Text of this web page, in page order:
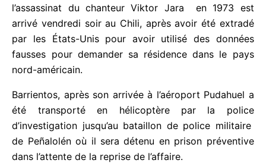
5
l’assassinat du chanteur Viktor Jara en 1973 est
arrivé vendredi soir au Chili, après avoir été
extradé par les États-Unis pour avoir utilisé des
données fausses pour demander sa résidence dans
le pays nord-américain.
Barrientos, après son arrivée à l’aéroport Pudahuel
a été transporté en hélicoptère par la police
d’investigation jusqu’au bataillon de police militaire
de Peñalolén où il sera détenu en prison préventive
dans l’attente de la reprise de l’affaire.